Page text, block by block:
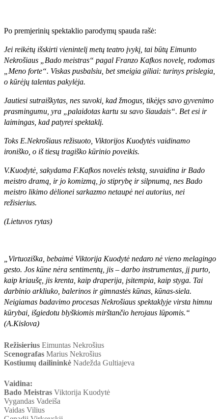
Po premjerinių spektaklio parodymų spauda rašė:
Jei reikėtų išskirti vienintelį metų teatro įvykį, tai būtų Eimunto
Nekrošiaus „Bado meistras“ pagal Franzo Kafkos novelę, rodomas
„Meno forte“. Viskas pusbalsiu, bet smeigia giliai: turinys prislegia,
o kūrėjų talentas pakylėja.
Jautiesi sutraiškytas, nes suvoki, kad žmogus, tikėjęs savo gyvenimo
prasmingumu, yra „palaidotas kartu su savo šiaudais“. Bet esi ir
laimingas, kad patyrei spektaklį.
Toks E.Nekrošiaus režisuoto, Viktorijos Kuodytės vaidinamo
ironiško, o iš tiesų tragiško kūrinio poveikis.
V.Kuodytė, sakydama F.Kafkos novelės tekstą, suvaidina ir Bado
meistro dramą, ir jo komizmą, jo stiprybę ir silpnumą, nes Bado
meistro likimo dėlionei sarkazmo netaupė nei autorius, nei
režisierius.
(Lietuvos rytas)
„Virtuoziška, bebaimė Viktorija Kuodytė nedaro nė vieno melagingo
gesto. Jos kūne nėra sentimentų, jis – darbo instrumentas, jį purto,
kaip kriaušę, jis krenta, kaip draperija, įsitempia, kaip styga. Tai
darbinio arkliuko, balerinos ir gimnastės kūnas, kūnas-siela.
Neigiamas badavimo procesas Nekrošiaus spektaklyje virsta himnu
kūrybai, išgiedotu blyškiomis mirštančio herojaus lūpomis.“
(A.Kislova)
Režisierius Eimuntas Nekrošius
Scenografas Marius Nekrošius
Kostiumų dailininkė Nadežda Gultiajeva
Vaidina:
Bado Meistras Viktorija Kuodytė
Vygandas Vadeiša
Vaidas Vilius